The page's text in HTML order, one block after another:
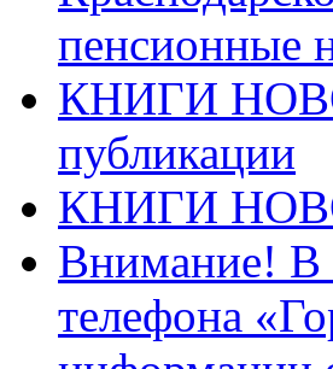
пенсионные
КНИГИ
публикации
КНИГИ
Внимание! В
телефона